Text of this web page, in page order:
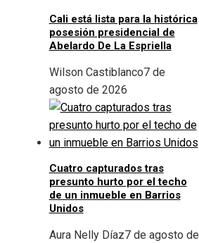
Cali está lista para la histórica
posesión presidencial de
Abelardo De La Espriella
Wilson Castiblanco7 de
agosto de 2026
Cuatro capturados tras
presunto hurto por el techo
de un inmueble en Barrios
Unidos
Aura Nelly Díaz7 de agosto de